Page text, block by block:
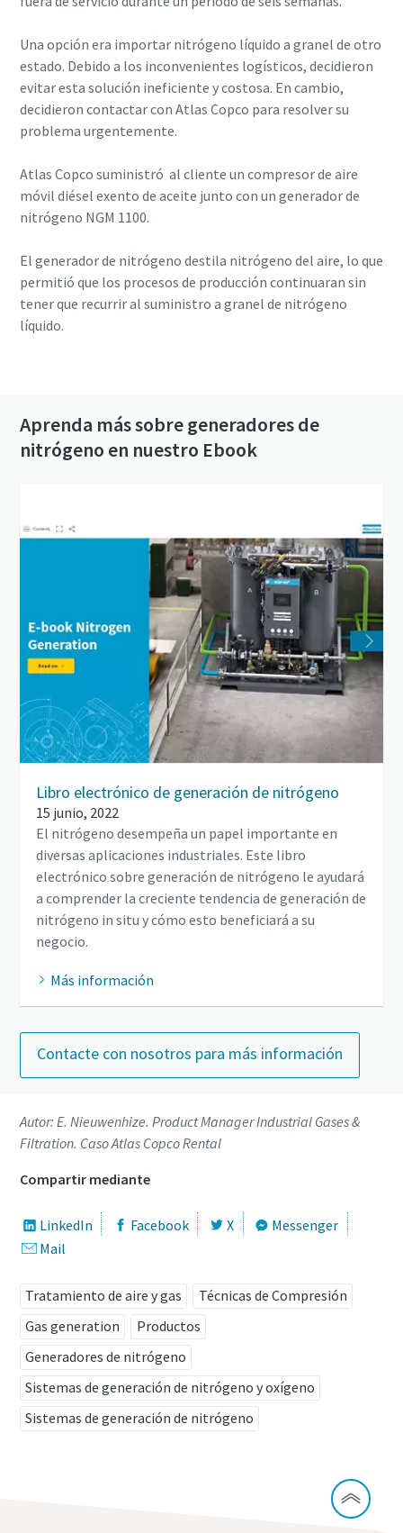
Una opción era importar nitrógeno líquido a granel de otro
estado. Debido a los inconvenientes logísticos, decidieron
evitar esta solución ineficiente y costosa. En cambio,
decidieron contactar con Atlas Copco para resolver su
problema urgentemente.
Atlas Copco suministró al cliente un compresor de aire
móvil diésel exento de aceite junto con un generador de
nitrógeno NGM 1100.
El generador de nitrógeno destila nitrógeno del aire, lo que
permitió que los procesos de producción continuaran sin
tener que recurrir al suministro a granel de nitrógeno
líquido.
Aprenda más sobre generadores de
nitrógeno en nuestro Ebook
Libro electrónico de generación de nitrógeno
15 junio, 2022
El nitrógeno desempeña un papel importante en
diversas aplicaciones industriales. Este libro
electrónico sobre generación de nitrógeno le ayudará
a comprender la creciente tendencia de generación de
nitrógeno in situ y cómo esto beneficiará a su
negocio.
Más información
Contacte con nosotros para más información
Autor: E. Nieuwenhize. Product Manager Industrial Gases &
Filtration. CasoAtlas Copco Rental
Compartir mediante
LinkedIn Facebook X
Messenger
Mail
Tratamiento de aire y gas
Técnicas de Compresión
Gas generation
Productos
Generadores de nitrógeno
Sistemas de generación de nitrógeno y oxígeno
Sistemas de generación de nitrógeno